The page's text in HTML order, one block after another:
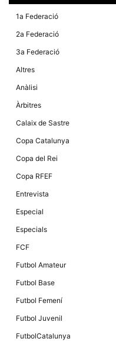
1a Federació
2a Federació
3a Federació
Altres
Anàlisi
Àrbitres
Calaix de Sastre
Copa Catalunya
Copa del Rei
Copa RFEF
Entrevista
Especial
Especials
FCF
Futbol Amateur
Futbol Base
Futbol Femení
Futbol Juvenil
FutbolCatalunya